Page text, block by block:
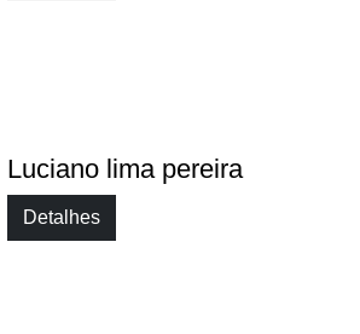
Luciano lima pereira
Detalhes